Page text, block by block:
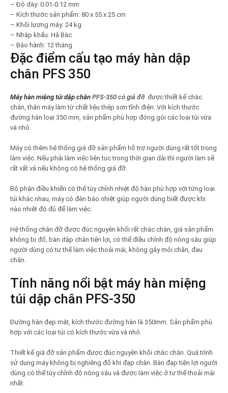
– Độ dày: 0.01-0.12 mm
– Kích thước sản phẩm: 80 x 55 x 25 cm
– Khối lượng máy: 24 kg
– Nhập khẩu: Hà Bắc
– Bảo hành: 12 tháng
Đặc điểm cấu tạo máy hàn dập
chân PFS 350
Máy hàn miệng túi dập chân PFS-350 có giá đỡ được thiết kế chắc
chắn, thân máy làm từ chất liệu thép sơn tĩnh điện. Với kích thước
đường hàn loại 350 mm, sản phẩm phù hợp đóng gói các loại túi vừa
và nhỏ.
Máy có thêm hệ thống giá đỡ sản phẩm hỗ trợ người dùng rất tốt trong
làm việc. Nếu phải làm việc liên tục trong thời gian dài thì người làm sẽ
rất vất vả nếu không có hệ thống giá đỡ.
Bộ phận điều khiển có thể tùy chỉnh nhiệt độ hàn phù hợp với từng loại
túi khác nhau, máy có đèn báo nhiệt giúp người dùng biết được khi
nào nhiệt độ đủ để làm việc.
Hệ thống chân đỡ được đúc nguyên khối rất chắc chắn, giá sản phẩm
không bị đổ, bàn dập chân tiện lợi, có thể điều chỉnh độ nông sâu giúp
người dùng có tư thế làm việc thoải mái, không gây mỏi chân, đau
chân.
Tính năng nổi bật máy hàn miệng
túi dập chân PFS-350
Đường hàn đẹp mắt, kích thước đường hàn là 350mm. Sản phẩm phù
hợp với các loại túi có kích thước vừa và nhỏ.
Thiết kế giá đỡ sản phẩm được đúc nguyên khối chắc chắn. Quá trình
sử dụng máy không bị nghiêng đổ khi đạp chân. Bàn đạp tiện lợi người
dùng có thể tùy chỉnh độ nông sâu và được làm việc ở tư thế thoải mái
nhất.